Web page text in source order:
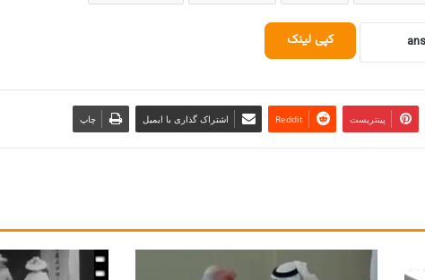
کپی لینک
پینتریست Reddit اشتراک گذاری با ایمیل چاپ